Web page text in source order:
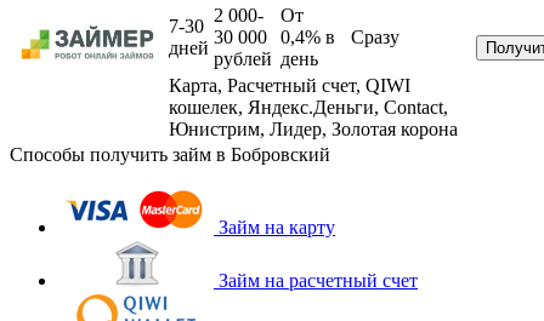
7-30
дней
2 000-
30 000
рублей
От
0,4% в
день
Сразу
Карта, Расчетный счет, QIWI
кошелек, Яндекс.Деньги, Contact,
Юнистрим, Лидер, Золотая корона
Способы получить займ в Бобровский
Займ на карту
Займ на расчетный счет